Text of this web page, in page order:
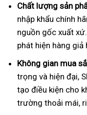
Chất lượng sản
nhập khẩu chính
nguồn gốc xuất
phát hiện hàng
Không gian mua
trọng và hiện đại,
tạo điều kiện cho
trường thoải mái,